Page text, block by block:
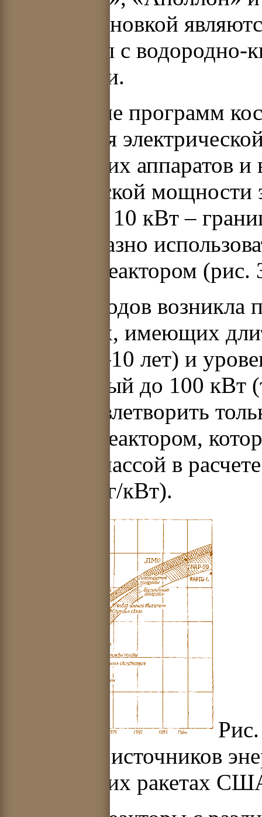
энергоустановкой
генераторы с
элементами.
Усложнение программ
увеличения
космических аппаратов
электрической
превысила 10 кВт –
целесообразно
ядерным реактором (рис.
С 1990-х годов возникла
установках, имеющих
работы (5–10 лет) и
повышенный до 100 кВт
могут удовлетворить
ядерным реактором,
меньшей массой в
энергии (кг/кВт).
мощности источников
космических ракетах